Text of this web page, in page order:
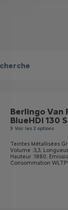
Berlingo Van
BlueHDi 130
Voir les 2 options
Teintes Métallisées
Volume :3,3;
Hauteur :1880;
Consommation